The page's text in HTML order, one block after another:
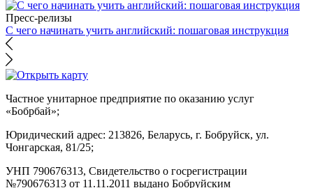
Пресс-релизы
С чего начинать учить английский: пошаговая инструкция
Частное унитарное предприятие по оказанию услуг
«Бобрбай»;
Юридический адрес: 213826, Беларусь, г. Бобруйск, ул.
Чонгарская, 81/25;
УНП 790676313, Свидетельство о госрегистрации
№790676313 от 11.11.2011 выдано Бобруйским